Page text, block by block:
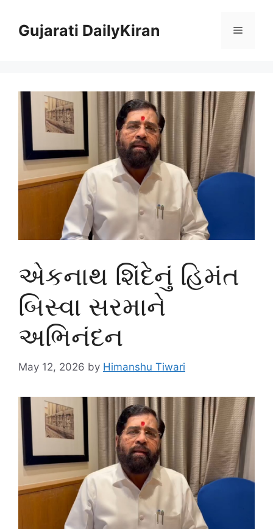
contentGujarati DailyKiran Menu
એકનાથ શિંદેનું હિમંત
બિસ્વા સરમાને
અભિનંદન
May 12, 2026 by Himanshu Tiwari